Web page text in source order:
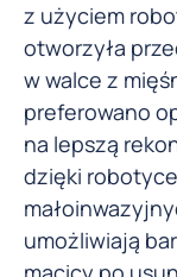
z użyciem
otworzyła
w walce z
preferowano
na lepszą
dzięki
umożliwiają